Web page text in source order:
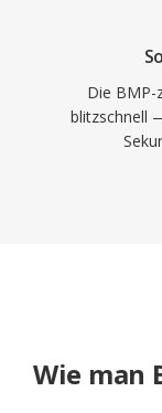
Die BMP-
blitzschnell
Wie man